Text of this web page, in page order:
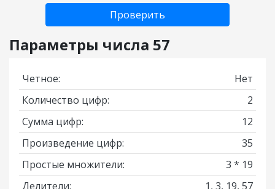
Проверить
Параметры числа 57
Четное:
Нет
Количество цифр:
2
Сумма цифр:
12
Произведение цифр:
35
Простые множители:
3 * 19
Делители:
1, 3, 19, 57